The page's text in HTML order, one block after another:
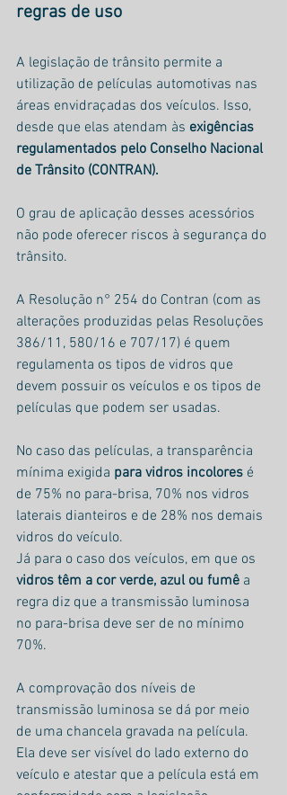
regras de uso
A legislação de trânsito permite a
utilização de películas automotivas nas
áreas envidraçadas dos veículos. Isso,
desde que elas atendam às exigências
regulamentados pelo Conselho Nacional
de Trânsito (CONTRAN).
O grau de aplicação desses acessórios
não pode oferecer riscos à segurança do
trânsito.
A Resolução n° 254 do Contran (com as
alterações produzidas pelas Resoluções
386/11, 580/16 e 707/17) é quem
regulamenta os tipos de vidros que
devem possuir os veículos e os tipos de
películas que podem ser usadas.
No caso das películas, a transparência
mínima exigida para vidros incolores é
de 75% no para-brisa, 70% nos vidros
laterais dianteiros e de 28% nos demais
vidros do veículo.
Já para o caso dos veículos, em que os
vidros têm a cor verde, azul ou fumê a
regra diz que a transmissão luminosa
no para-brisa deve ser de no mínimo
70%.
A comprovação dos níveis de
transmissão luminosa se dá por meio
de uma chancela gravada na película.
Ela deve ser visível do lado externo do
veículo e atestar que a película está em